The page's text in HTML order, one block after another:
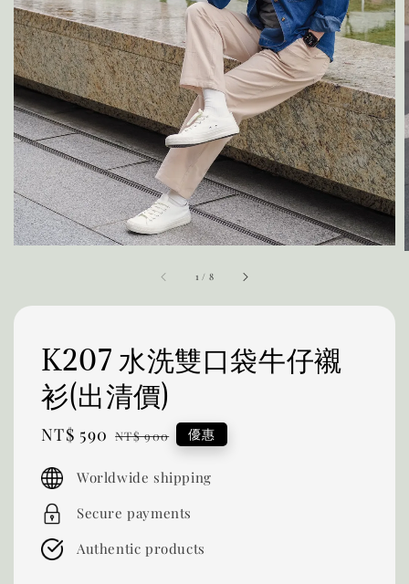
1 / 8
K207 水洗雙口袋牛仔襯
衫(出清價)
Sale
NT$ 590 Regular
NT$ 900 優惠
Worldwide shipping
Secure payments
Authentic products